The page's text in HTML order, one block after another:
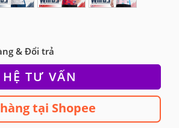
& Đổi trả
TƯ VẤN
tại Shopee